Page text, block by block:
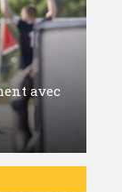
avec